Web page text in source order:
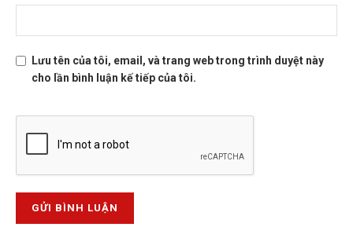
Lưu tên của tôi, email, và trang web trong trình duyệt này
cho lần bình luận kế tiếp của tôi.